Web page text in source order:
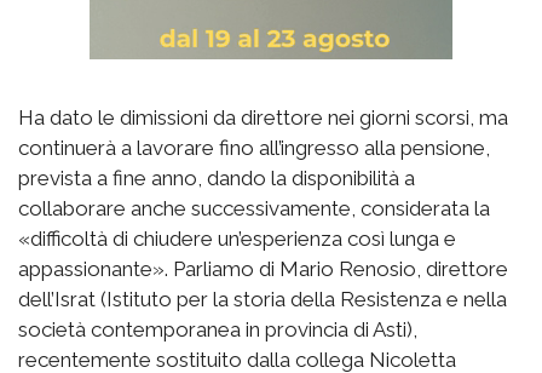
Ha dato le dimissioni da direttore nei giorni scorsi, ma
continuerà a lavorare fino all’ingresso alla pensione,
prevista a fine anno, dando la disponibilità a
collaborare anche successivamente, considerata la
«difficoltà di chiudere un’esperienza così lunga e
appassionante». Parliamo di Mario Renosio, direttore
dell’Israt (Istituto per la storia della Resistenza e nella
società contemporanea in provincia di Asti),
recentemente sostituito dalla collega Nicoletta